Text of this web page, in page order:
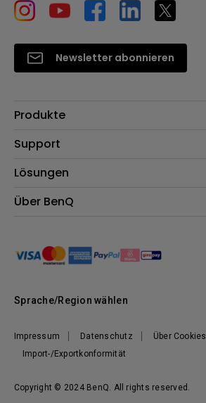
Newsletter abonnieren
Produkte
Beamer
Lampen
Webcams
Support
Kontakt
Reparaturservice
Onlineshop FAQ
BenQ Blog
Lösungen
Für Unternehmen
Über BenQ
Nachhaltigkeit
Unser Versprechen
Copyright © 2024 BenQ. All rights reserved.
Impressum Datenschutz
Über Cookies
Import-/Exportkonformität
Sprache/Region wählen